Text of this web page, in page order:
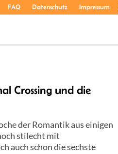
FAQ Datenschutz Impressum
Crossing und die
der Romantik aus einigen
stilecht mit
auch schon die sechste